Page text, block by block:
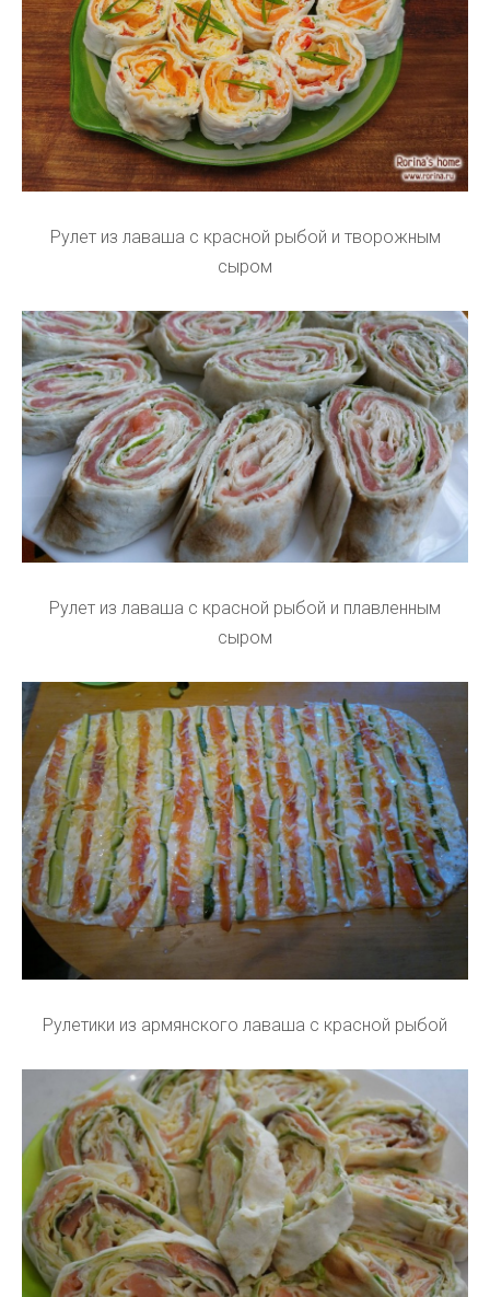
Рулет из лаваша с красной рыбой и творожным
сыром
Рулет из лаваша с красной рыбой и плавленным
сыром
Рулетики из армянского лаваша с красной рыбой